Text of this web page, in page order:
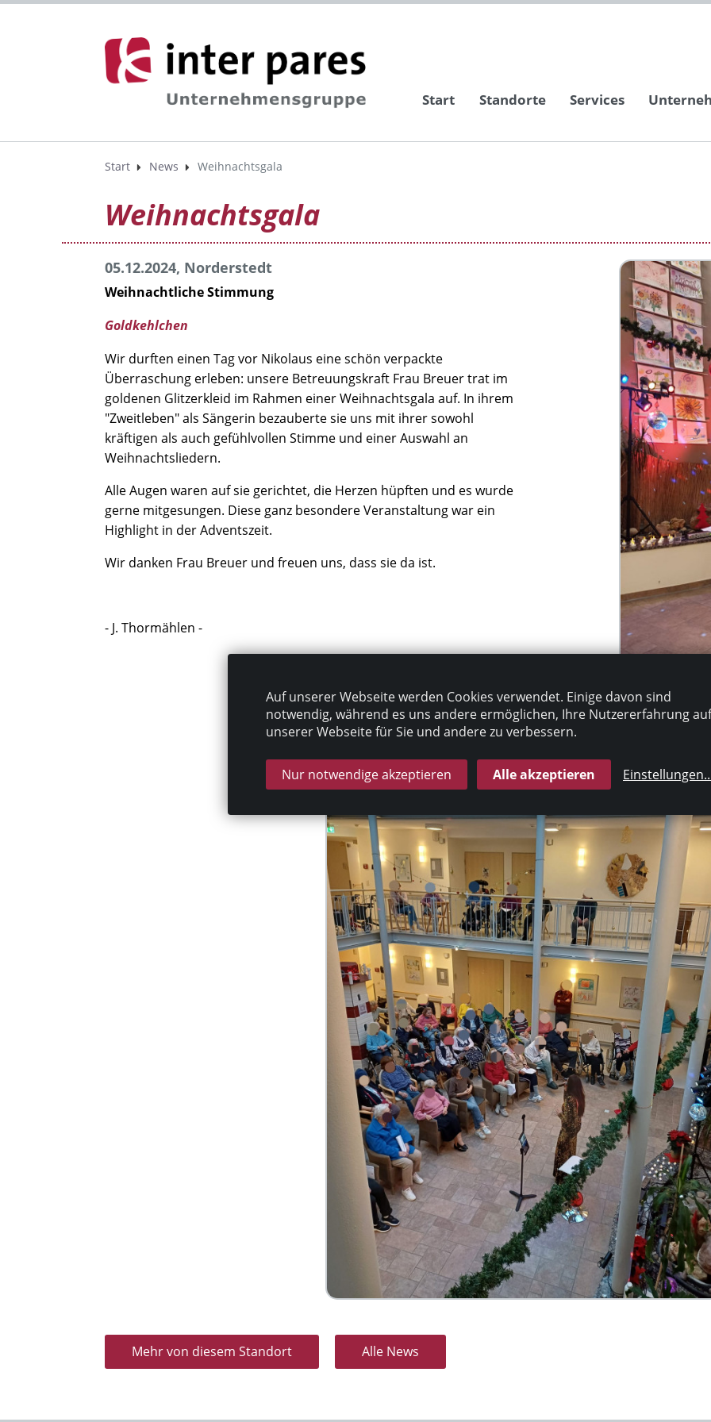
Start Standorte Services
Start News Weihnachtsgala
Weihnachtsgala
05.12.2024, Norderstedt
Weihnachtliche Stimmung
Goldkehlchen
Wir durften einen Tag vor Nikolaus eine schön verpackte
Überraschung erleben: unsere Betreuungskraft Frau Breuer trat im
goldenen Glitzerkleid im Rahmen einer Weihnachtsgala auf. In ihrem
"Zweitleben" als Sängerin bezauberte sie uns mit ihrer sowohl
kräftigen als auch gefühlvollen Stimme und einer Auswahl an
Weihnachtsliedern.
Alle Augen waren auf sie gerichtet, die Herzen hüpften und es wurde
gerne mitgesungen. Diese ganz besondere Veranstaltung war ein
Highlight in der Adventszeit.
Wir danken Frau Breuer und freuen uns, dass sie da ist.
- J. Thormählen -
Mehr von diesem Standort Alle News
Auf unserer Webseite werden Cookies verwendet. Einige davon sind
notwendig, während es uns andere ermöglichen, Ihre Nutzererfahrung auf
unserer Webseite für Sie und andere zu verbessern.
Nur notwendige akzeptieren Alle akzeptieren Einstellungen